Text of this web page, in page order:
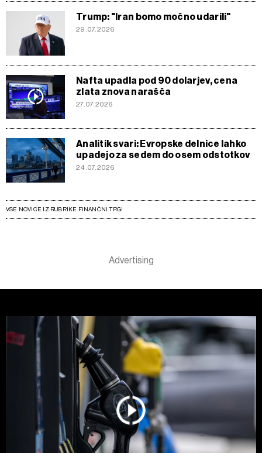
Trump: "Iran bomo močno udarili"
29.07.2026
Nafta upadla pod 90 dolarjev, cena
zlata znova narašča
27.07.2026
Analitik svari: Evropske delnice lahko
upadejo za sedem do osem odstotkov
24.07.2026
VSE NOVICE IZ RUBRIKE FINANČNI TRGI